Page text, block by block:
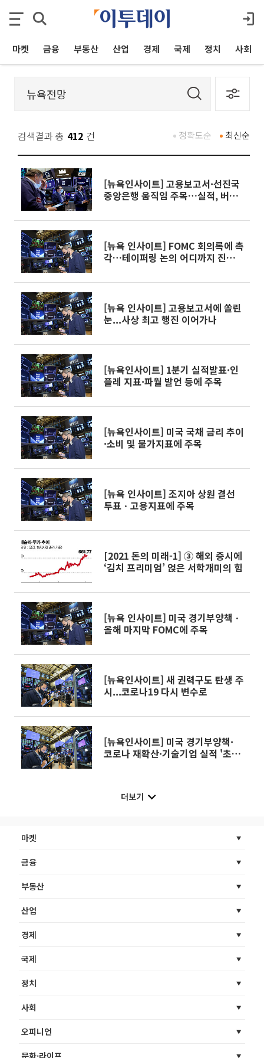
마켓 금융 부동산 산업 경제 국제 정치 사회
검색결과 총 412 건 최신순
정확도순
[뉴욕인사이트] 고용보고서·선진국
중앙은행 움직임 주목…실적, 버팀
[뉴욕 인사이트] FOMC 회의록에 촉
각…테이퍼링 논의 어디까지 진척됐
[뉴욕 인사이트] 고용보고서에 쏠린
눈...사상 최고 행진 이어가나
[뉴욕인사이트] 1분기 실적발표·인
플레 지표·파월 발언 등에 주목
[뉴욕인사이트] 미국 국채 금리 추이
·소비 및 물가지표에 주목
[뉴욕 인사이트] 조지아 상원 결선
투표ㆍ고용지표에 주목
[2021 돈의 미래-1] ③ 해외 증시에
‘김치 프리미엄’ 얹은 서학개미의 힘
[뉴욕 인사이트] 미국 경기부양책ㆍ
올해 마지막 FOMC에 주목
[뉴욕인사이트] 새 권력구도 탄생 주
시...코로나19 다시 변수로
[뉴욕인사이트] 미국 경기부양책·
코로나 재확산·기술기업 실적 '초
더보기
마켓
금융
부동산
산업
경제
국제
정치
사회
오피니언
문화·라이프